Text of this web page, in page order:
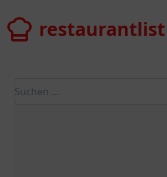
restaurantlistrestaurantlist